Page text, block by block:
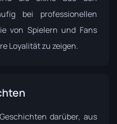
bei professionellen
von Spielern und Fans
Loyalität zu zeigen.
darüber, aus